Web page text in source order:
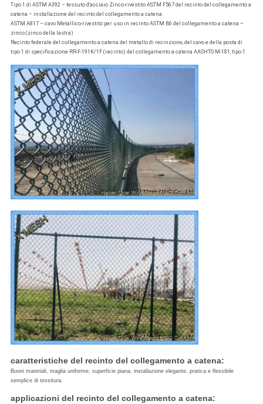
Tipo 1 di ASTM A392 – tessuto d'acciaio Zinco-rivestito ASTM F567 del recinto del collegamento a
catena – installazione del recinto del collegamento a catena
ASTM A817 – cavo Metallico-rivestito per uso in recinto ASTM B6 del collegamento a catena –
zinco (zinco della lastra)
Recinto federale del collegamento a catena del metallo di recinzione, del cavo e della posta di
tipo 1 di specificazione RR-F-191K/1F (recinto) del collegamento a catena AASHTO M-181, tipo 1
caratteristiche del recinto del collegamento a catena:
Buoni materiali, maglia uniforme, superficie piana, installazione elegante, pratica e flessibile
semplice di tessitura.
applicazioni del recinto del collegamento a catena: